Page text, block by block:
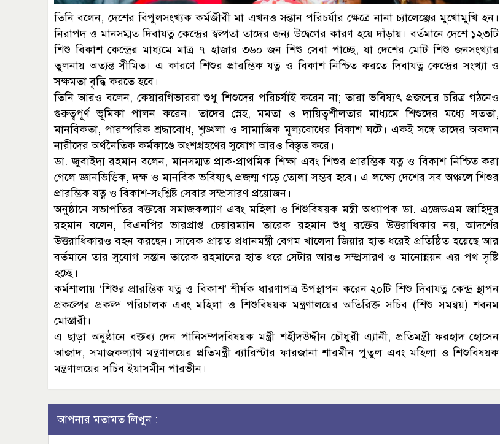
তিনি বলেন, দেশের বিপুলসংখ্যক কর্মজীবী মা এখনও সন্তান পরিচর্যার ক্ষেত্রে নানা চ্যালেঞ্জের মুখোমুখি হন।
নিরাপদ ও মানসম্মত দিবাযত্ন কেন্দ্রের স্বল্পতা তাদের জন্য উদ্বেগের কারণ হয়ে দাঁড়ায়। বর্তমানে দেশে ১২৩টি
শিশু বিকাশ কেন্দ্রের মাধ্যমে মাত্র ৭ হাজার ৩৬০ জন শিশু সেবা পাচ্ছে, যা দেশের মোট শিশু জনসংখ্যার
তুলনায় অত্যন্ত সীমিত। এ কারণে শিশুর প্রারম্ভিক যত্ন ও বিকাশ নিশ্চিত করতে দিবাযত্ন কেন্দ্রের সংখ্যা ও
সক্ষমতা বৃদ্ধি করতে হবে।
তিনি আরও বলেন, কেয়ারগিভাররা শুধু শিশুদের পরিচর্যাই করেন না; তারা ভবিষ্যৎ প্রজন্মের চরিত্র গঠনেও
গুরুত্বপূর্ণ ভূমিকা পালন করেন। তাদের স্নেহ, মমতা ও দায়িত্বশীলতার মাধ্যমে শিশুদের মধ্যে সততা,
মানবিকতা, পারস্পরিক শ্রদ্ধাবোধ, শৃঙ্খলা ও সামাজিক মূল্যবোধের বিকাশ ঘটে। একই সঙ্গে তাদের অবদান
নারীদের অর্থনৈতিক কর্মকাণ্ডে অংশগ্রহণের সুযোগ আরও বিস্তৃত করে।
ডা. জুবাইদা রহমান বলেন, মানসম্মত প্রাক-প্রাথমিক শিক্ষা এবং শিশুর প্রারম্ভিক যত্ন ও বিকাশ নিশ্চিত করা
গেলে জ্ঞানভিত্তিক, দক্ষ ও মানবিক ভবিষ্যৎ প্রজন্ম গড়ে তোলা সম্ভব হবে। এ লক্ষ্যে দেশের সব অঞ্চলে শিশুর
প্রারম্ভিক যত্ন ও বিকাশ-সংশ্লিষ্ট সেবার সম্প্রসারণ প্রয়োজন।
অনুষ্ঠানে সভাপতির বক্তব্যে সমাজকল্যাণ এবং মহিলা ও শিশুবিষয়ক মন্ত্রী অধ্যাপক ডা. এজেডএম জাহিদুর
রহমান বলেন, বিএনপির ভারপ্রাপ্ত চেয়ারম্যান তারেক রহমান শুধু রক্তের উত্তরাধিকার নয়, আদর্শের
উত্তরাধিকারও বহন করছেন। সাবেক প্রায়ত প্রধানমন্ত্রী বেগম খালেদা জিয়ার হাত ধরেই প্রতিষ্ঠিত হয়েছে আর
বর্তমানে তার সুযোগ সন্তান তারেক রহমানের হাত ধরে সেটার আরও সম্প্রসারণ ও মানোন্নয়ন এর পথ সৃষ্টি
হচ্ছে।
কর্মশালায় ‘শিশুর প্রারম্ভিক যত্ন ও বিকাশ’ শীর্ষক ধারণাপত্র উপস্থাপন করেন ২০টি শিশু দিবাযত্ন কেন্দ্র স্থাপন
প্রকল্পের প্রকল্প পরিচালক এবং মহিলা ও শিশুবিষয়ক মন্ত্রণালয়ের অতিরিক্ত সচিব (শিশু সমন্বয়) শবনম
মোস্তারী।
এ ছাড়া অনুষ্ঠানে বক্তব্য দেন পানিসম্পদবিষয়ক মন্ত্রী শহীদউদ্দীন চৌধুরী এ্যানী, প্রতিমন্ত্রী ফরহাদ হোসেন
আজাদ, সমাজকল্যাণ মন্ত্রণালয়ের প্রতিমন্ত্রী ব্যারিস্টার ফারজানা শারমীন পুতুল এবং মহিলা ও শিশুবিষয়ক
মন্ত্রণালয়ের সচিব ইয়াসমীন পারভীন।
আপনার মতামত লিখুন :